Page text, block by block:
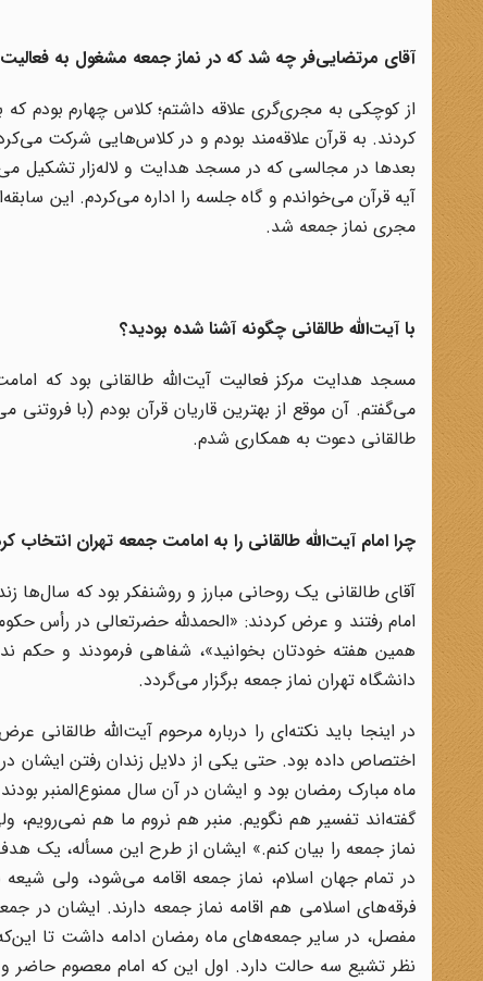
آقای مرتضایی‌فر چه شد که در نماز جمعه مشغول به
از کوچکی به مجری‌گری علاقه داشتم؛ کلاس چهارم بودم
کردند. به قرآن علاقه‌مند بودم و در کلاس‌هایی شرکت
بعدها در مجالسی که در مسجد هدایت و لاله‌زار تشکیل
آیه قرآن می‌خواندم و گاه جلسه را اداره می‌کردم. این
مجری نماز جمعه شد.
با آیت‌الله طالقانی چگونه آشنا شده بودید؟
مسجد هدایت مرکز فعالیت آیت‌الله طالقانی بود که
می‌گفتم. آن موقع از بهترین قاریان قرآن بودم (با فروتنی
طالقانی دعوت به همکاری شدم.
چرا امام آیت‌الله طالقانی را به امامت جمعه تهران انتخاب
آقای طالقانی یک روحانی مبارز و روشنفکر بود که سال‌ها
امام رفتند و عرض کردند: «الحمدلله حضرتعالی در رأس
همین هفته خودتان بخوانید»، شفاهی فرمودند و حکم
دانشگاه تهران نماز جمعه برگزار می‌گردد.
در اینجا باید نکته‌ای را درباره مرحوم آیت‌الله
اختصاص داده بود. حتی یکی از دلایل زندان رفتن ایشان
ماه مبارک رمضان بود و ایشان در آن سال ممنوع‌المنبر
گفته‌اند تفسیر هم نگویم. منبر هم نروم ما هم
نماز جمعه را بیان کنم.» ایشان از طرح این مسأله، یک
در تمام جهان اسلام، نماز جمعه اقامه می‌شود، ولی
فرقه‌های اسلامی هم اقامه نماز جمعه دارند. ایشان در
مفصل، در سایر جمعه‌های ماه رمضان ادامه داشت تا
نظر تشیع سه حالت دارد. اول این که امام معصوم حاضر